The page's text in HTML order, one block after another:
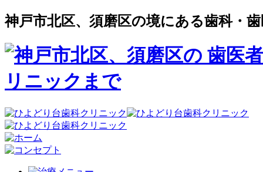
神戸市北区、須磨区の境にある歯科・